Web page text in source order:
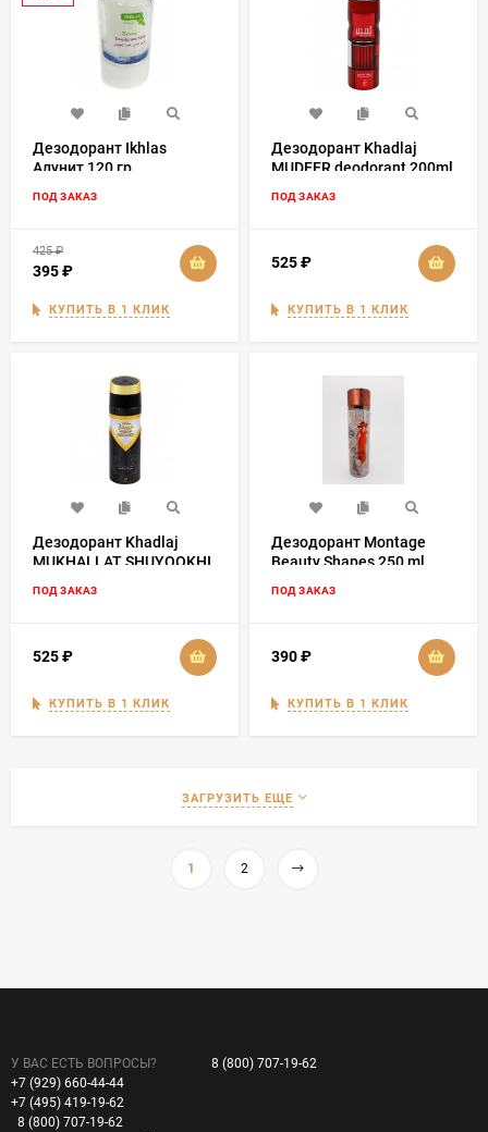
Дезодорант Ikhlas
Алунит 120 гр
ПОД ЗАКАЗ
425₽
395₽
КУПИТЬ В 1 КЛИК
Дезодорант Khadlaj
MUDEER deodorant 200ml
ПОД ЗАКАЗ
525₽
КУПИТЬ В 1 КЛИК
Дезодорант Khadlaj
MUKHALLAT SHUYOOKHI
ПОД ЗАКАЗ
525₽
КУПИТЬ В 1 КЛИК
Дезодорант Montage
Beauty Shapes 250 ml
ПОД ЗАКАЗ
390₽
КУПИТЬ В 1 КЛИК
ЗАГРУЗИТЬ ЕЩЕ
1 2
У ВАС ЕСТЬ ВОПРОСЫ?
+7 (929) 660-44-44
+7 (495) 419-19-62
8 (800) 707-19-62
8 (800) 707-19-62